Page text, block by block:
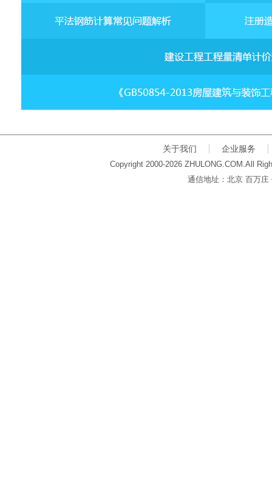
关于我们 企业服务
Copyright 2000-2026 ZHULONG.COM.All
通信地址：北京 百万